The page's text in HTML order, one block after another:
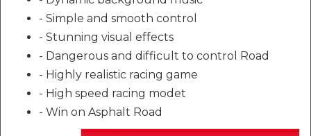
- Simple and smooth control
- Stunning visual effects
- Dangerous and difficult to control Road
- Highly realistic racing game
- High speed racing modet
- Win on Asphalt Road